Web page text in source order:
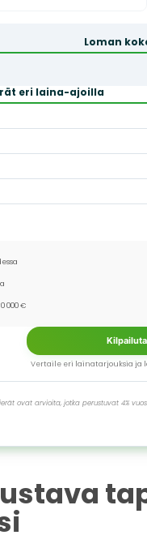
Loman
eri laina-ajoilla
000 €
Vertaile eri lainatarjouksia ja
ovat arvioita, jotka perustuvat 4%